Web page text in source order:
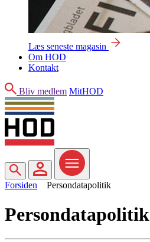
Læs seneste magasin
Om HOD
Kontakt
Søg
Bliv medlem MitHOD
Søg MitHOD Menu
Forsiden Persondatapolitik
Persondatapolitik